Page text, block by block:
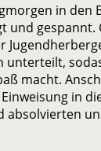
in den
und gespannt.
unterteilt,
macht.
in
absolvierten